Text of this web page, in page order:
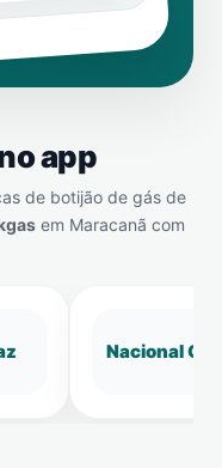
app
de botijão de gás de
em Maracanã com
Nacional Gás